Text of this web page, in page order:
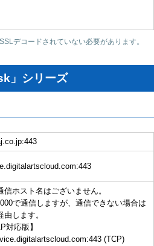
デコードされていない必要があります。
」シリーズ
信ホスト名はございません。
で通信しますが、通信できない場合は
由します。
対応版】
(TCP)